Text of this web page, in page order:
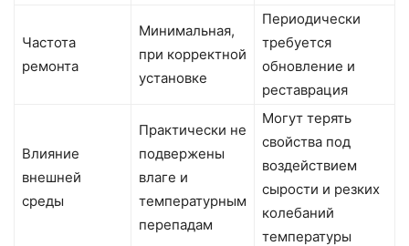
Частота
ремонта
Минимальная,
при корректной
установке
Периодически
требуется
обновление и
реставрация
Влияние
внешней
среды
Практически не
подвержены
влаге и
температурным
перепадам
Могут терять
свойства под
воздействием
сырости и резких
колебаний
температуры